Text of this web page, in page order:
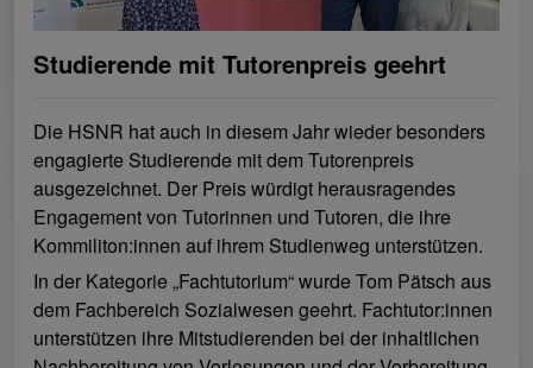
Studierende mit Tutorenpreis geehrt
Die HSNR hat auch in diesem Jahr wieder besonders
engagierte Studierende mit dem Tutorenpreis
ausgezeichnet. Der Preis würdigt herausragendes
Engagement von Tutorinnen und Tutoren, die ihre
Kommiliton:innen auf ihrem Studienweg unterstützen.
In der Kategorie „Fachtutorium“ wurde Tom Pätsch aus
dem Fachbereich Sozialwesen geehrt. Fachtutor:innen
unterstützen ihre Mitstudierenden bei der inhaltlichen